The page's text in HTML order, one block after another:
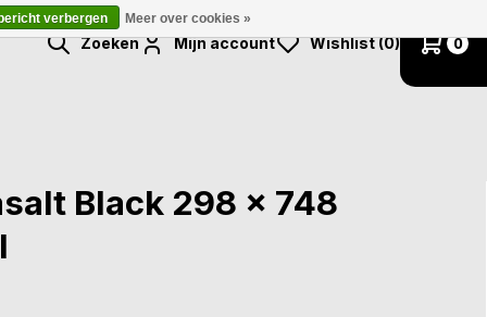
Zoeken Mijn account Wishlist (0) 0
Black 298 x 748
verbergen Meer over cookies »